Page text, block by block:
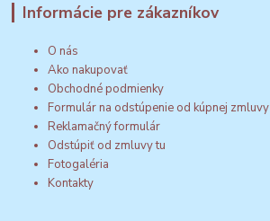
Informácie pre zákazníkov
O nás
Ako nakupovať
Obchodné podmienky
Formulár na odstúpenie od kúpnej zmluvy
Reklamačný formulár
Odstúpiť od zmluvy tu
Fotogaléria
Kontakty